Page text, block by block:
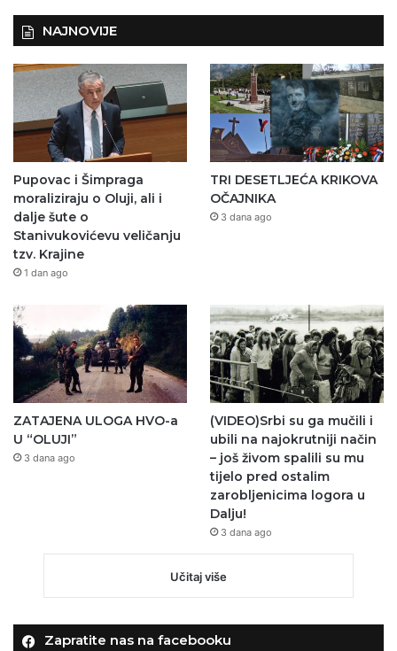
NAJNOVIJE
Pupovac i Šimpraga
moraliziraju o Oluji, ali i
dalje šute o
Stanivukovićevu veličanju
tzv. Krajine
1 dan ago
TRI DESETLJEĆA KRIKOVA
OČAJNIKA
3 dana ago
ZATAJENA ULOGA HVO-a
U “OLUJI”
3 dana ago
(VIDEO)Srbi su ga mučili i
ubili na najokrutniji način
– još živom spalili su mu
tijelo pred ostalim
zarobljenicima logora u
Dalju!
3 dana ago
Učitaj više
Zapratite nas na facebooku